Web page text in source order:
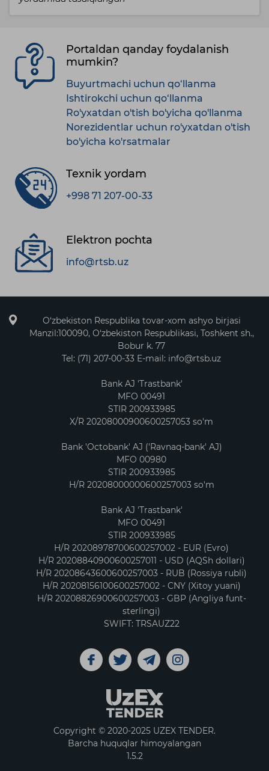
Portaldan qanday foydalanish
mumkin?
Buyurtmachi uchun qo‘llanma
Ishtirokchi uchun qo‘llanma
Ro'yxatdan o'tish bo'yicha qo'llanma
Norezidentlar uchun ro'yxatdan o'tish
bo'yicha ko'rsatmalar
Texnik yordam
+998 71 207-00-33
Elektron pochta
info@rtsb.uz
O‘zbekiston Respublika tovar-xom ashyo birjasi
Manzil:100090, O‘zbekiston Respublikasi, Toshkent sh.,
Bobur k. 77
Tel: (71) 207-00-33 E-mail: info@rtsb.uz
Bank AJ 'Trastbank'
MFO 00491
STIR 200933985
X/R 20208000900600257053 so'm
Bank 'Octobank' AJ ('Ravnaq-bank' AJ)
MFO 00980
STIR 200933985
H/R 20208000000600257003 so'm
Bank AJ 'Trastbank'
MFO 00491
STIR 200933985
H/R 20208978700600257002 - EUR (Evro)
H/R 20208840900600257011 - USD (AQSh dollari)
H/R 20208643600600257003 - RUB (Rossiya rubli)
H/R 20208156100600257002 - CNY (Xitoy yuani)
H/R 20208826900600257003 - GBP (Angliya funt-
sterlingi)
SWIFT: TRSAUZ22
Copyright © 2020-2025 UZEX TENDER.
Barcha huquqlar himoyalangan
1.5.2